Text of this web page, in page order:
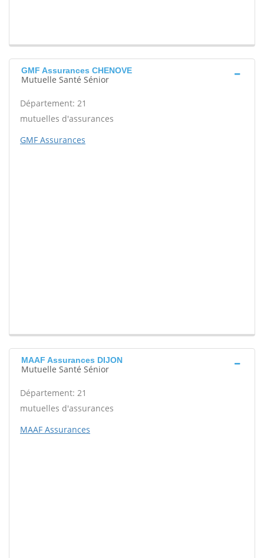
GMF Assurances CHENOVE
Mutuelle Santé Sénior
Département: 21
mutuelles d'assurances
GMF Assurances
MAAF Assurances DIJON
Mutuelle Santé Sénior
Département: 21
mutuelles d'assurances
MAAF Assurances